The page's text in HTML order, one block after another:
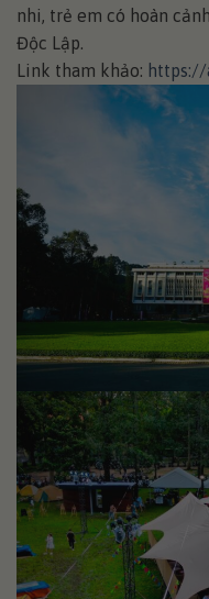
nhi, trẻ em có hoàn
Độc Lập.
Link tham khảo: